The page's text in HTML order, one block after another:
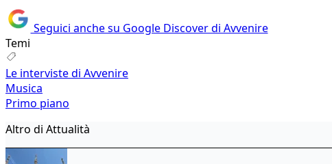
Seguici anche su Google Discover di Avvenire
Temi
Le interviste di Avvenire
Musica
Primo piano
Altro di Attualità